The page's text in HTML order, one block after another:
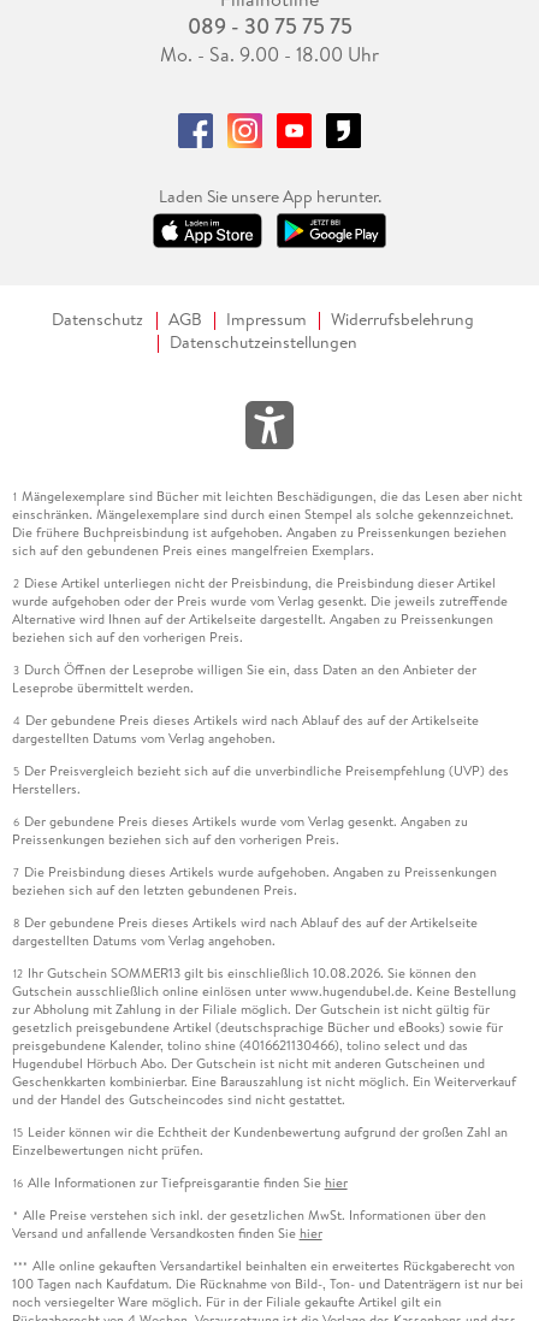
089 - 30 75 75 75
Mo. - Sa. 9.00 - 18.00 Uhr
Laden Sie unsere App herunter.
Datenschutz AGB Impressum
Widerrufsbelehrung
Datenschutzeinstellungen
1 Mängelexemplare sind Bücher mit leichten Beschädigungen, die das Lesen aber nicht
einschränken. Mängelexemplare sind durch einen Stempel als solche gekennzeichnet.
Die frühere Buchpreisbindung ist aufgehoben. Angaben zu Preissenkungen beziehen
sich auf den gebundenen Preis eines mangelfreien Exemplars.
2 Diese Artikel unterliegen nicht der Preisbindung, die Preisbindung dieser Artikel
wurde aufgehoben oder der Preis wurde vom Verlag gesenkt. Die jeweils zutreffende
Alternative wird Ihnen auf der Artikelseite dargestellt. Angaben zu Preissenkungen
beziehen sich auf den vorherigen Preis.
3 Durch Öffnen der Leseprobe willigen Sie ein, dass Daten an den Anbieter der
Leseprobe übermittelt werden.
4 Der gebundene Preis dieses Artikels wird nach Ablauf des auf der Artikelseite
dargestellten Datums vom Verlag angehoben.
5 Der Preisvergleich bezieht sich auf die unverbindliche Preisempfehlung (UVP) des
Herstellers.
6 Der gebundene Preis dieses Artikels wurde vom Verlag gesenkt. Angaben zu
Preissenkungen beziehen sich auf den vorherigen Preis.
7 Die Preisbindung dieses Artikels wurde aufgehoben. Angaben zu Preissenkungen
beziehen sich auf den letzten gebundenen Preis.
8 Der gebundene Preis dieses Artikels wird nach Ablauf des auf der Artikelseite
dargestellten Datums vom Verlag angehoben.
12 Ihr Gutschein SOMMER13 gilt bis einschließlich 10.08.2026. Sie können den
Gutschein ausschließlich online einlösen unter www.hugendubel.de. Keine Bestellung
zur Abholung mit Zahlung in der Filiale möglich. Der Gutschein ist nicht gültig für
gesetzlich preisgebundene Artikel (deutschsprachige Bücher und eBooks) sowie für
preisgebundene Kalender, tolino shine (4016621130466), tolino select und das
Hugendubel Hörbuch Abo. Der Gutschein ist nicht mit anderen Gutscheinen und
Geschenkkarten kombinierbar. Eine Barauszahlung ist nicht möglich. Ein Weiterverkauf
und der Handel des Gutscheincodes sind nicht gestattet.
15 Leider können wir die Echtheit der Kundenbewertung aufgrund der großen Zahl an
Einzelbewertungen nicht prüfen.
16 Alle Informationen zur Tiefpreisgarantie finden Sie hier
* Alle Preise verstehen sich inkl. der gesetzlichen MwSt. Informationen über den
Versand und anfallende Versandkosten finden Sie hier
*** Alle online gekauften Versandartikel beinhalten ein erweitertes Rückgaberecht von
100 Tagen nach Kaufdatum. Die Rücknahme von Bild-, Ton- und Datenträgern ist nur bei
noch versiegelter Ware möglich. Für in der Filiale gekaufte Artikel gilt ein